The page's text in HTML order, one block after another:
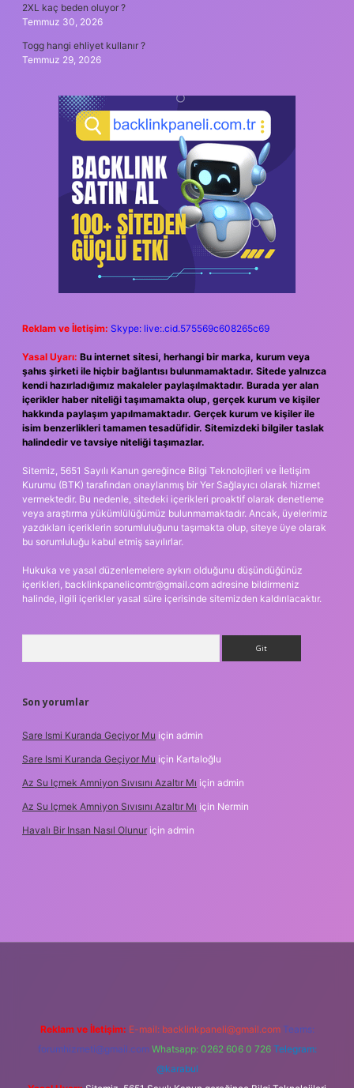
2XL kaç beden oluyor ?
Temmuz 30, 2026
Togg hangi ehliyet kullanır ?
Temmuz 29, 2026
Reklam ve İletişim: Skype: live:.cid.575569c608265c69
Yasal Uyarı: Bu internet sitesi, herhangi bir marka, kurum veya
şahıs şirketi ile hiçbir bağlantısı bulunmamaktadır. Sitede yalnızca
kendi hazırladığımız makaleler paylaşılmaktadır. Burada yer alan
içerikler haber niteliği taşımamakta olup, gerçek kurum ve kişiler
hakkında paylaşım yapılmamaktadır. Gerçek kurum ve kişiler ile
isim benzerlikleri tamamen tesadüfidir. Sitemizdeki bilgiler taslak
halindedir ve tavsiye niteliği taşımazlar.
Sitemiz, 5651 Sayılı Kanun gereğince Bilgi Teknolojileri ve İletişim
Kurumu (BTK) tarafından onaylanmış bir Yer Sağlayıcı olarak hizmet
vermektedir. Bu nedenle, sitedeki içerikleri proaktif olarak denetleme
veya araştırma yükümlülüğümüz bulunmamaktadır. Ancak, üyelerimiz
yazdıkları içeriklerin sorumluluğunu taşımakta olup, siteye üye olarak
bu sorumluluğu kabul etmiş sayılırlar.
Hukuka ve yasal düzenlemelere aykırı olduğunu düşündüğünüz
içerikleri, backlinkpanelicomtr@gmail.com adresine bildirmeniz
halinde, ilgili içerikler yasal süre içerisinde sitemizden kaldırılacaktır.
Son yorumlar
Sare Ismi Kuranda Geçiyor Mu için admin
Sare Ismi Kuranda Geçiyor Mu için Kartaloğlu
Az Su Içmek Amniyon Sıvısını Azaltır Mı için admin
Az Su Içmek Amniyon Sıvısını Azaltır Mı için Nermin
Havalı Bir Insan Nasıl Olunur için admin
Reklam ve İletişim: E-mail: backlinkpaneli@gmail.com Teams:
forumhizmeti@gmail.com Whatsapp: 0262 606 0 726 Telegram:
@karabul